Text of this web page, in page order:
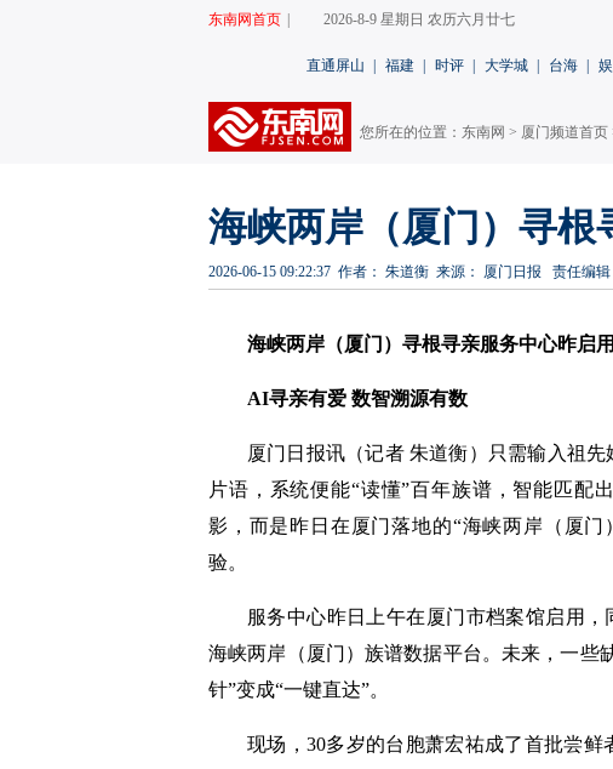
东南网首页 2026-8-9 星期日 农历六月廿七
直通屏山 福建 时评 大学城 台海
您所在的位置： 东南网 > 厦门频道首页
海峡两岸（厦门）寻根
2026-06-15 09:22:37 作者： 朱道衡 来源： 厦门日报 责任编
海峡两岸（厦门）寻根寻亲服务中心昨启
AI寻亲有爱 数智溯源有数
厦门日报讯（记者 朱道衡）只需输入祖
片语，系统便能“读懂”百年族谱，智能匹
影，而是昨日在厦门落地的“海峡两岸（厦
验。
服务中心昨日上午在厦门市档案馆启用
海峡两岸（厦门）族谱数据平台。未来，一些
针”变成“一键直达”。
现场，30多岁的台胞萧宏祐成了首批尝